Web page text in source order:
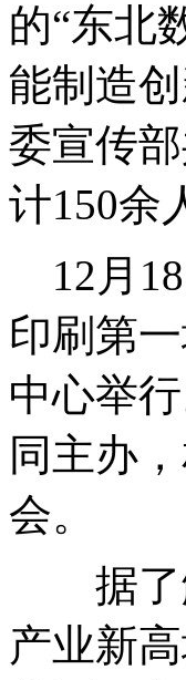
的“东北
能制造
委宣传
计150余
12月18
印刷第
中心举
同主办
会。
据了解
产业新